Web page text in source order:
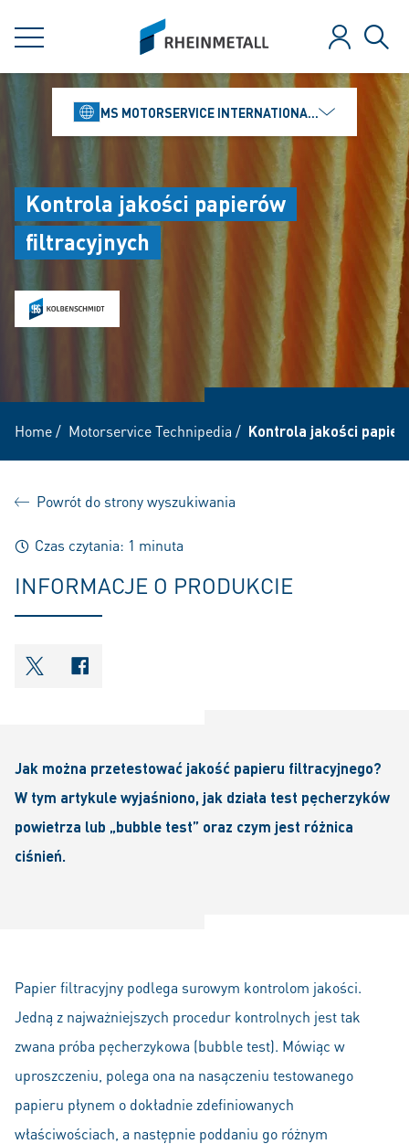
MENU
siteLogo
Zaloguj
MS MOTORSERVICE INTERNATIONAL GMBH
Kontrola jakości papierów
filtracyjnych
Home/ Motorservice Technipedia / Kontrola jakości
Powrót do strony wyszukiwania
Czas czytania: 1 minuta
INFORMACJE O PRODUKCIE
shareOntwitter
shareOnfacebook
Jak można przetestować jakość papieru filtracyjnego?
W tym artykule wyjaśniono, jak działa test pęcherzyków
powietrza lub „bubble test” oraz czym jest różnica
ciśnień.
Papier filtracyjny podlega surowym kontrolom jakości.
Jedną z najważniejszych procedur kontrolnych jest tak
zwana próba pęcherzykowa (bubble test). Mówiąc w
uproszczeniu, polega ona na nasączeniu testowanego
papieru płynem o dokładnie zdefiniowanych
właściwościach, a następnie poddaniu go różnym